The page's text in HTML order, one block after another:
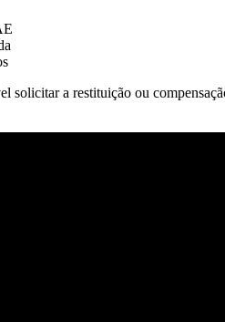
solicitar a restituição ou